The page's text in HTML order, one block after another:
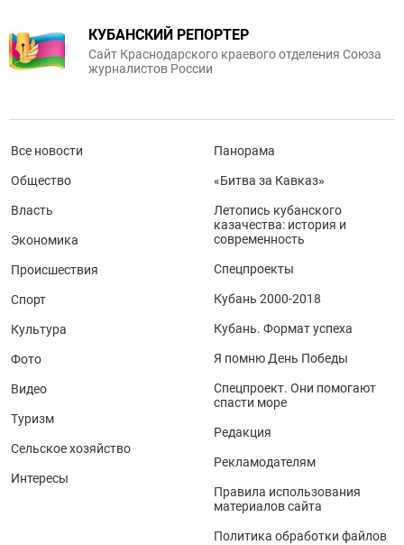
КУБАНСКИЙ РЕПОРТЕР
Сайт Краснодарского краевого отделения Союза
журналистов России
Все новости
Общество
Власть
Экономика
Происшествия
Спорт
Культура
Фото
Видео
Туризм
Сельское хозяйство
Интересы
Панорама
«Битва за Кавказ»
Летопись кубанского
казачества: история и
современность
Спецпроекты
Кубань 2000-2018
Кубань. Формат успеха
Я помню День Победы
Спецпроект. Они помогают
спасти море
Редакция
Рекламодателям
Правила использования
материалов сайта
Политика обработки файлов